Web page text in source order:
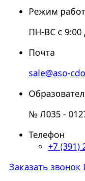
Режим
ПН-ВС с 9:00
Почта
sale@aso-
№ Л035 -
Телефон
+7 (391)
Заказать звонок